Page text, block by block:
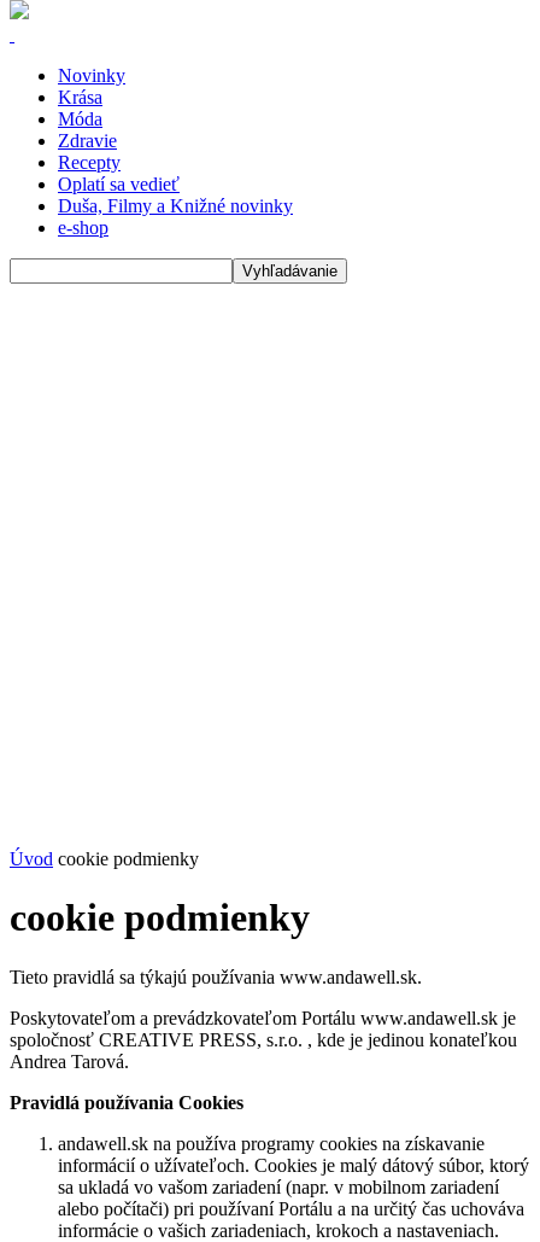
Novinky
Krása
Móda
Zdravie
Recepty
Oplatí sa vedieť
Duša, Filmy a Knižné novinky
e-shop
Úvod cookie podmienky
cookie podmienky
Tieto pravidlá sa týkajú používania www.andawell.sk.
Poskytovateľom a prevádzkovateľom Portálu www.andawell.sk je
spoločnosť CREATIVE PRESS, s.r.o. , kde je jedinou konateľkou
Andrea Tarová.
Pravidlá používania Cookies
andawell.sk na používa programy cookies na získavanie
informácií o užívateľoch. Cookies je malý dátový súbor, ktorý
sa ukladá vo vašom zariadení (napr. v mobilnom zariadení
alebo počítači) pri používaní Portálu a na určitý čas uchováva
informácie o vašich zariadeniach, krokoch a nastaveniach.